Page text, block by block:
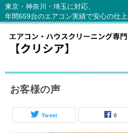
東京・神奈川・埼玉に対応、
年間659台のエアコン実績で安心の仕
お客様の声
Tweet 0